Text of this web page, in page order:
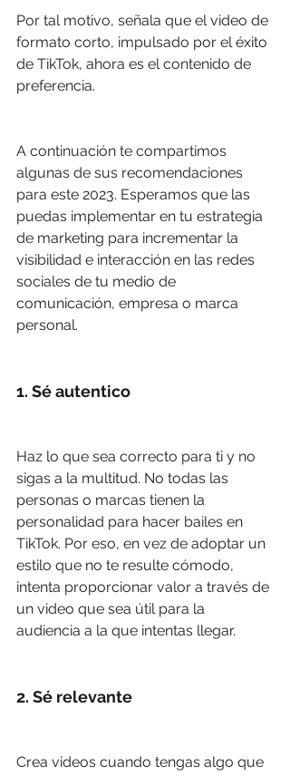
Por tal motivo, señala que el video de
formato corto, impulsado por el éxito
de TikTok, ahora es el contenido de
preferencia.
A continuación te compartimos
algunas de sus recomendaciones
para este 2023. Esperamos que las
puedas implementar en tu estrategia
de marketing para incrementar la
visibilidad e interacción en las redes
sociales de tu medio de
comunicación, empresa o marca
personal.
1. Sé autentico
Haz lo que sea correcto para ti y no
sigas a la multitud. No todas las
personas o marcas tienen la
personalidad para hacer bailes en
TikTok. Por eso, en vez de adoptar un
estilo que no te resulte cómodo,
intenta proporcionar valor a través de
un video que sea útil para la
audiencia a la que intentas llegar.
2. Sé relevante
Crea videos cuando tengas algo que